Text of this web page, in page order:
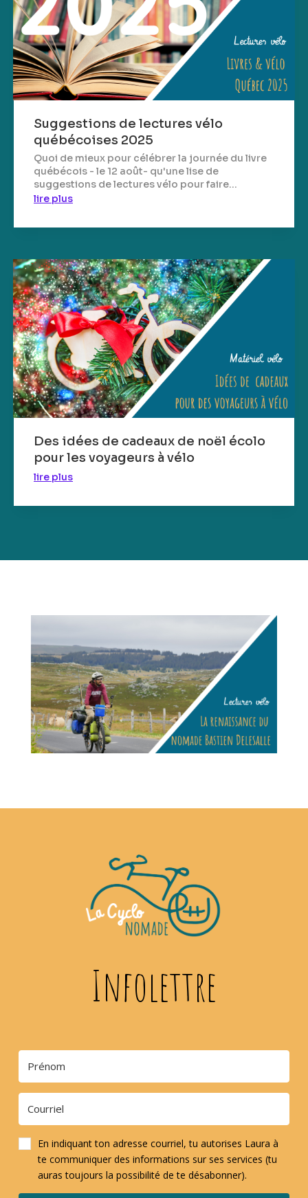
Suggestions de lectures vélo
québécoises 2025
Quoi de mieux pour célébrer la journée du livre
québécois - le 12 août- qu'une lise de
suggestions de lectures vélo pour faire...
lire plus
Des idées de cadeaux de noël écolo
pour les voyageurs à vélo
lire plus
Infolettre
En indiquant ton adresse courriel, tu autorises Laura à
te communiquer des informations sur ses services (tu
auras toujours la possibilité de te désabonner).